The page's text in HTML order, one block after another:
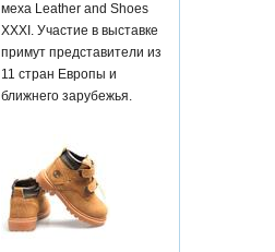
меха Leather and Shoes
XXXI. Участие в выставке
примут представители из
11 стран Европы и
ближнего зарубежья.